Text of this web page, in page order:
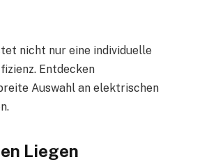
nicht nur eine individuelle
Entdecken
Auswahl an elektrischen
Liegen